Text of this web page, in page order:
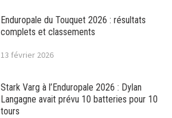
Enduropale du Touquet 2026 : résultats
complets et classements
13 février 2026
Stark Varg à l’Enduropale 2026 : Dylan
Langagne avait prévu 10 batteries pour 10
tours